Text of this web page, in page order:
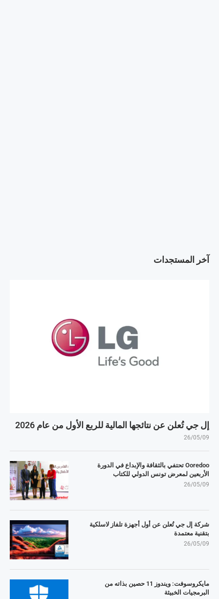
آخر المستجدات
إل جي تُعلن عن نتائجها المالية للربع الأول من عام 2026
26/05/09
Ooredoo تحتفي بالثقافة والإبداع في الدورة
الأربعين لمعرض تونس الدولي للكتاب
26/05/09
شركة إل جي تُعلن عن أول أجهزة تلفاز لاسلكية
بتقنية معتمدة
26/05/09
مايكروسوفت: ويندوز 11 حصين بذاته من
البرمجيات الخبيثة